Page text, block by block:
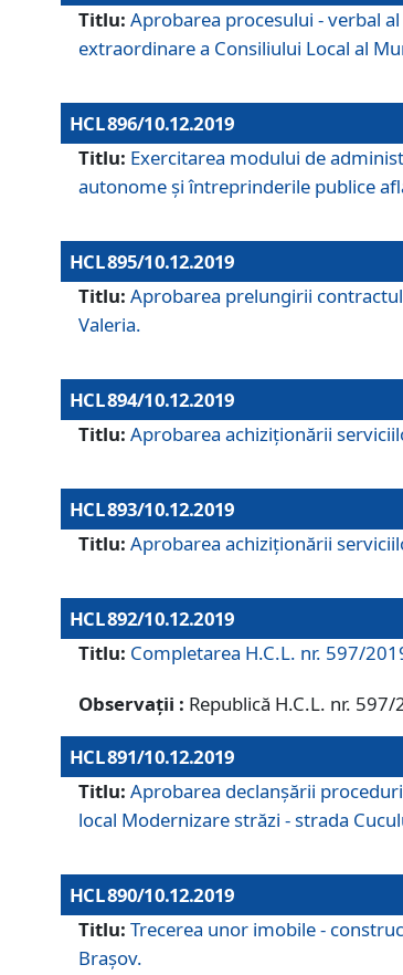
Titlu: Aprobarea procesului - verbal
extraordinare a Consiliului Local al
HCL 896/10.12.2019
Titlu: Exercitarea modului de
autonome și întreprinderile publice
HCL 895/10.12.2019
Titlu: Aprobarea prelungirii
Valeria.
HCL 894/10.12.2019
Titlu: Aprobarea achiziţionării
HCL 893/10.12.2019
Titlu: Aprobarea achiziţionării
HCL 892/10.12.2019
Titlu: Completarea H.C.L. nr. 597/
Observații : Republică H.C.L. nr. 597/
HCL 891/10.12.2019
Titlu: Aprobarea declanșării
local Modernizare străzi - strada
HCL 890/10.12.2019
Titlu: Trecerea unor imobile -
Brașov.